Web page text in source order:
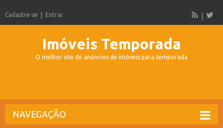
Cadastre-se Entrar
Imóveis Temporada
O melhor site de anúncios de imóveis para temporada
NAVEGAÇÃO